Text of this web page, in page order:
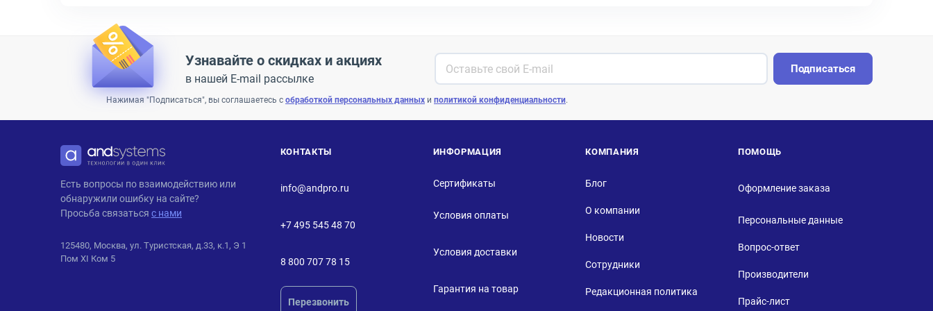
Узнавайте о скидках и акциях
в нашей E-mail рассылке
Подписаться
Нажимая "Подписаться", вы соглашаетесь с обработкой персональных данных и политикой конфиденциальности.
ANDPRO
Есть вопросы по взаимодействию или
обнаружили ошибку на сайте?
Просьба связаться с нами
125480, Москва, ул. Туристская, д.33, к.1, Э 1
Пом XI Ком 5
КОНТАКТЫ
info@andpro.ru
+7 495 545 48 70
8 800 707 78 15
Перезвонить
ИНФОРМАЦИЯ
Сертификаты
Условия оплаты
Условия доставки
Гарантия на товар
КОМПАНИЯ
Блог
О компании
Новости
Сотрудники
Редакционная политика
ПОМОЩЬ
Оформление заказа
Персональные данные
Вопрос-ответ
Производители
Прайс-лист